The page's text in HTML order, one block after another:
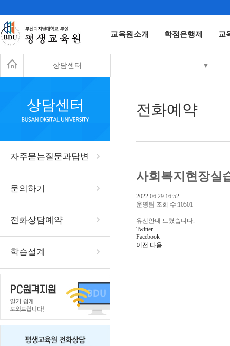
교육원소개 학점은행제 교
상담센터 ▼
상담센터
자주묻는질문과답변
문의하기
전화상담예약
학습설계
전화예약
사회복지현장실
2022.06.29 16:52
운영팀 조회 수:10501
유선안내 드렸습니다.
Twitter
Facebook
이전 다음